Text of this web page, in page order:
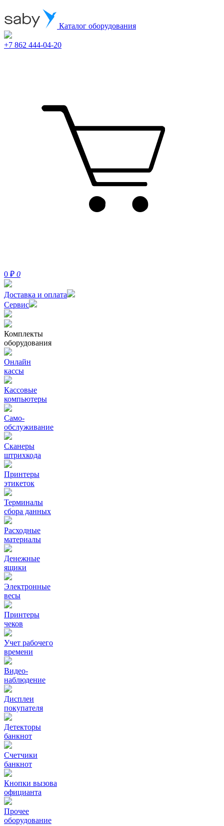
Каталог оборудования
+7 862 444-04-20
0 ₽ 0
Доставка и оплата
Сервис
Комплекты
оборудования
Онлайн
кассы
Кассовые
компьютеры
Само-
обслуживание
Сканеры
штрихкода
Принтеры
этикеток
Терминалы
сбора данных
Расходные
материалы
Денежные
ящики
Электронные
весы
Принтеры
чеков
Учет рабочего
времени
Видео‑
наблюдение
Дисплеи
покупателя
Детекторы
банкнот
Счетчики
банкнот
Кнопки вызова
официанта
Прочее
оборудование